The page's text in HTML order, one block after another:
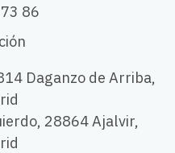
86
Daganzo de Arriba,
28864 Ajalvir,